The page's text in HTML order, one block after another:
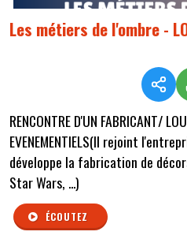
Les métiers de l'ombre -
RENCONTRE D'UN FABRICANT/
EVENEMENTIELS(Il rejoint
développe la fabrication de
Star Wars, ...)
ÉCOUTEZ